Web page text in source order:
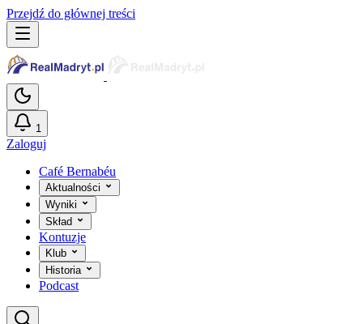
Przejdź do głównej treści
1
Zaloguj
Café Bernabéu
Aktualności
Wyniki
Skład
Kontuzje
Klub
Historia
Podcast